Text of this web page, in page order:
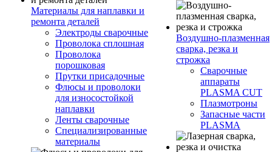
Материалы для наплавки и
ремонта деталей
Электроды сварочные
Проволока сплошная
Проволока
порошковая
Прутки присадочные
Флюсы и проволоки
для износостойкой
наплавки
Ленты сварочные
Специализированные
материалы
Воздушно-плазменная
сварка, резка и
строжка
Сварочные
аппараты
PLASMA CUT
Плазмотроны
Запасные части
PLASMA